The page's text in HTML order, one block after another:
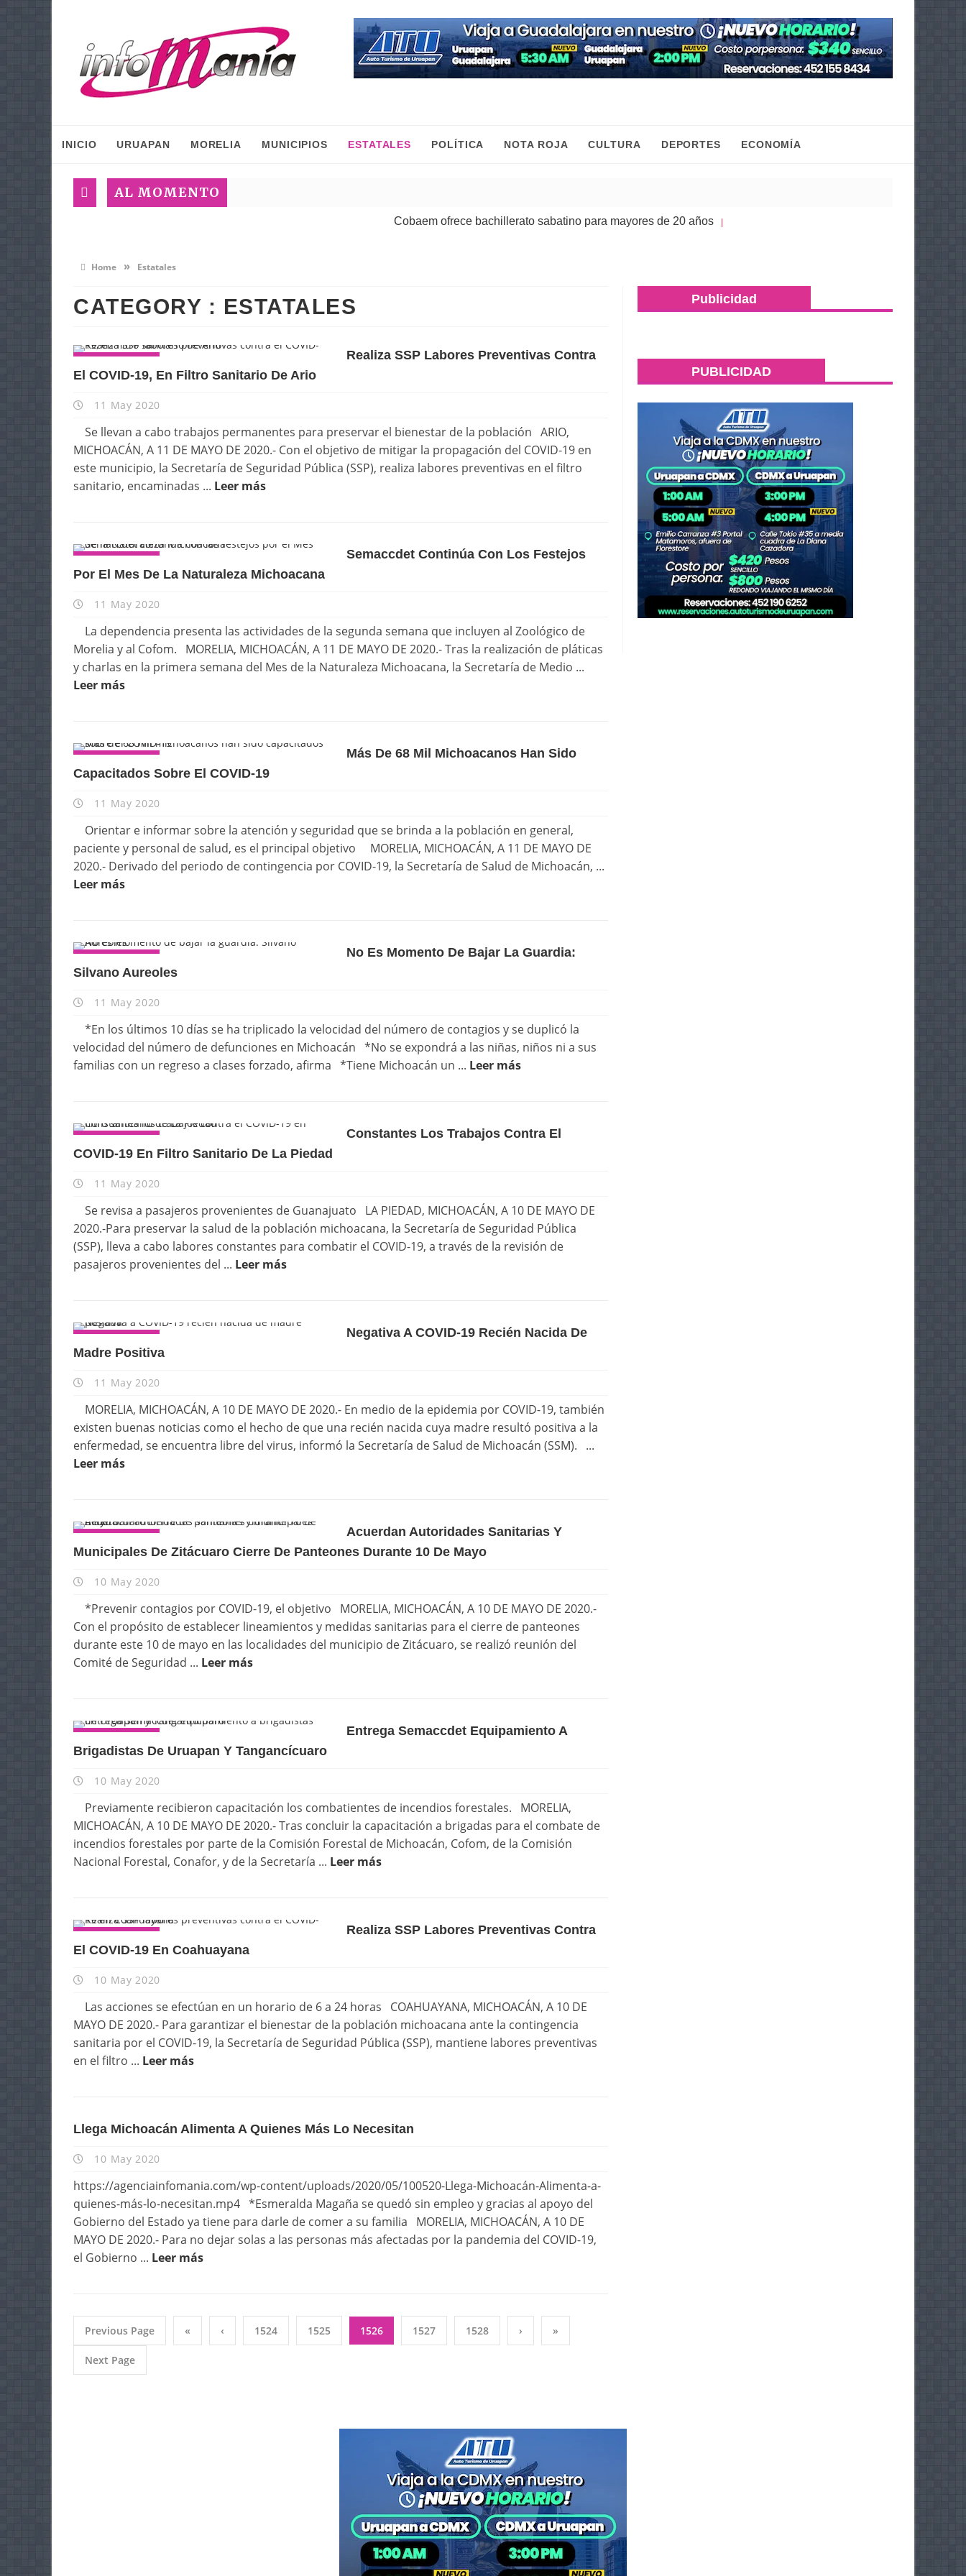
INICIO URUAPAN MORELIA MUNICIPIOS ESTATALES POLÍTICA NOTA ROJA CULTURA DEPORTES ECONOMÍA
AL MOMENTO
Cobaem ofrece bachillerato sabatino para mayores de 20 años| 05 Ago 2026
Home » Estatales
CATEGORY : ESTATALES
Realiza SSP Labores Preventivas Contra
El COVID-19, En Filtro Sanitario De Ario
11 May 2020
Se llevan a cabo trabajos permanentes para preservar el bienestar de la población ARIO,
MICHOACÁN, A 11 DE MAYO DE 2020.- Con el objetivo de mitigar la propagación del COVID-19 en
este municipio, la Secretaría de Seguridad Pública (SSP), realiza labores preventivas en el filtro
sanitario, encaminadas ... Leer más
Semaccdet Continúa Con Los Festejos
Por El Mes De La Naturaleza Michoacana
11 May 2020
La dependencia presenta las actividades de la segunda semana que incluyen al Zoológico de
Morelia y al Cofom. MORELIA, MICHOACÁN, A 11 DE MAYO DE 2020.- Tras la realización de pláticas
y charlas en la primera semana del Mes de la Naturaleza Michoacana, la Secretaría de Medio ...
Leer más
Más De 68 Mil Michoacanos Han Sido
Capacitados Sobre El COVID-19
11 May 2020
Orientar e informar sobre la atención y seguridad que se brinda a la población en general,
paciente y personal de salud, es el principal objetivo MORELIA, MICHOACÁN, A 11 DE MAYO DE
2020.- Derivado del periodo de contingencia por COVID-19, la Secretaría de Salud de Michoacán, ...
Leer más
No Es Momento De Bajar La Guardia:
Silvano Aureoles
11 May 2020
*En los últimos 10 días se ha triplicado la velocidad del número de contagios y se duplicó la
velocidad del número de defunciones en Michoacán *No se expondrá a las niñas, niños ni a sus
familias con un regreso a clases forzado, afirma *Tiene Michoacán un ... Leer más
Constantes Los Trabajos Contra El
COVID-19 En Filtro Sanitario De La Piedad
11 May 2020
Se revisa a pasajeros provenientes de Guanajuato LA PIEDAD, MICHOACÁN, A 10 DE MAYO DE
2020.-Para preservar la salud de la población michoacana, la Secretaría de Seguridad Pública
(SSP), lleva a cabo labores constantes para combatir el COVID-19, a través de la revisión de
pasajeros provenientes del ... Leer más
Negativa A COVID-19 Recién Nacida De
Madre Positiva
11 May 2020
MORELIA, MICHOACÁN, A 10 DE MAYO DE 2020.- En medio de la epidemia por COVID-19, también
existen buenas noticias como el hecho de que una recién nacida cuya madre resultó positiva a la
enfermedad, se encuentra libre del virus, informó la Secretaría de Salud de Michoacán (SSM). ...
Leer más
Acuerdan Autoridades Sanitarias Y
Municipales De Zitácuaro Cierre De Panteones Durante 10 De Mayo
10 May 2020
*Prevenir contagios por COVID-19, el objetivo MORELIA, MICHOACÁN, A 10 DE MAYO DE 2020.-
Con el propósito de establecer lineamientos y medidas sanitarias para el cierre de panteones
durante este 10 de mayo en las localidades del municipio de Zitácuaro, se realizó reunión del
Comité de Seguridad ... Leer más
Entrega Semaccdet Equipamiento A
Brigadistas De Uruapan Y Tangancícuaro
10 May 2020
Previamente recibieron capacitación los combatientes de incendios forestales. MORELIA,
MICHOACÁN, A 10 DE MAYO DE 2020.- Tras concluir la capacitación a brigadas para el combate de
incendios forestales por parte de la Comisión Forestal de Michoacán, Cofom, de la Comisión
Nacional Forestal, Conafor, y de la Secretaría ... Leer más
Realiza SSP Labores Preventivas Contra
El COVID-19 En Coahuayana
10 May 2020
Las acciones se efectúan en un horario de 6 a 24 horas COAHUAYANA, MICHOACÁN, A 10 DE
MAYO DE 2020.- Para garantizar el bienestar de la población michoacana ante la contingencia
sanitaria por el COVID-19, la Secretaría de Seguridad Pública (SSP), mantiene labores preventivas
en el filtro ... Leer más
Llega Michoacán Alimenta A Quienes Más Lo Necesitan
10 May 2020
https://agenciainfomania.com/wp-content/uploads/2020/05/100520-Llega-Michoacán-Alimenta-a-
quienes-más-lo-necesitan.mp4 *Esmeralda Magaña se quedó sin empleo y gracias al apoyo del
Gobierno del Estado ya tiene para darle de comer a su familia MORELIA, MICHOACÁN, A 10 DE
MAYO DE 2020.- Para no dejar solas a las personas más afectadas por la pandemia del COVID-19,
el Gobierno ... Leer más
Previous Page « ‹ 1524 1525 1526 1527 1528 › »
Next Page
Publicidad
PUBLICIDAD